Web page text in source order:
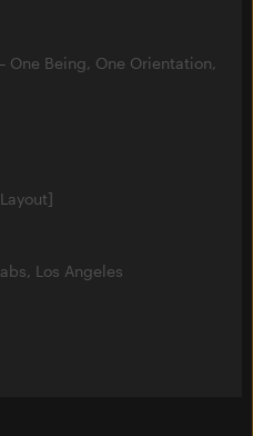
One Being, One Orientation,
Los Angeles